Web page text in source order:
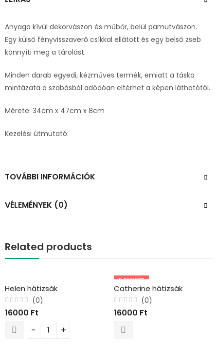
Anyaga kívül dekorvászon és műbőr, belül pamutvászon.
Egy külső fényvisszaverő csíkkal ellátott és egy belső zseb
könnyíti meg a tárolást.
Minden darab egyedi, kézműves termék, emiatt a táska
mintázata a szabásból adódóan eltérhet a képen láthatótól.
Mérete: 34cm x 47cm x 8cm
Kezelési útmutató:
TOVÁBBI INFORMÁCIÓK
VÉLEMÉNYEK (0)
Related products
Helen hátizsák
Értékelés:
0
(0)
16000 Ft
ELFOGYOTT
Catherine hátizsák
Értékelés:
0
(0)
16000 Ft